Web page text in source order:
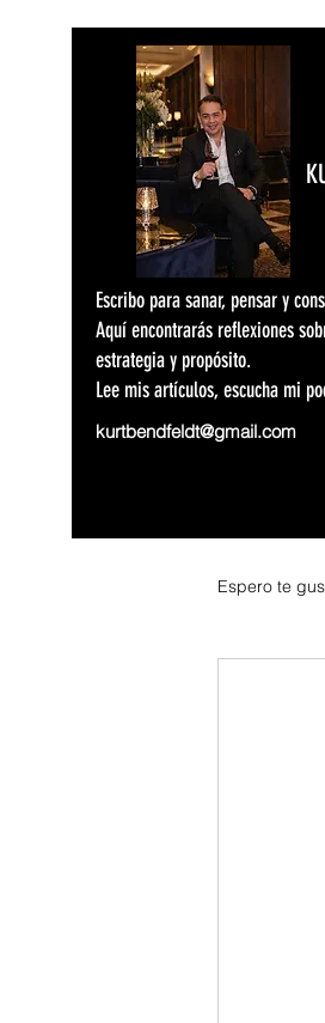
Escribo para sanar, pensar y
Aquí encontrarás reflexiones
estrategia y propósito.
Lee mis artículos, escucha mi
kurtbendfeldt@gmail.com
Espero te
Fe y